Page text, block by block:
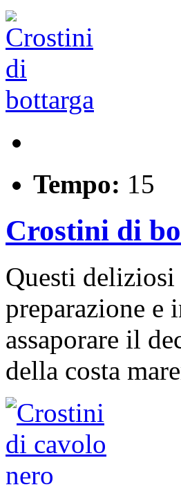
Tempo: 15
Crostini di
Questi
preparazione e
assaporare il
della costa